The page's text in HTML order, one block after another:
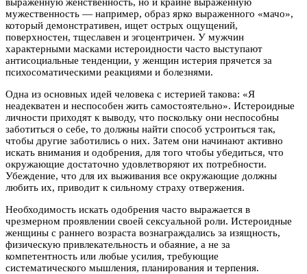
мужественность — например, образ ярко выраженного «мачо»,
который демонстративен, ищет острых ощущений,
поверхностен, тщеславен и эгоцентричен. У мужчин
характерными масками истероидности часто выступают
антисоциальные тенденции, у женщин истерия прячется за
психосоматическими реакциями и болезнями.
Одна из основных идей человека с истерией такова: «Я
неадекватен и неспособен жить самостоятельно». Истероидные
личности приходят к выводу, что поскольку они неспособны
заботиться о себе, то должны найти способ устроиться так,
чтобы другие заботились о них. Затем они начинают активно
искать внимания и одобрения, для того чтобы убедиться, что
окружающие достаточно удовлетворяют их потребности.
Убеждение, что для их выживания все окружающие должны
любить их, приводит к сильному страху отвержения.
Необходимость искать одобрения часто выражается в
чрезмерном проявлении своей сексуальной роли. Истероидные
женщины с раннего возраста вознаграждались за изящность,
физическую привлекательность и обаяние, а не за
компетентность или любые усилия, требующие
систематического мышления, планирования и терпения.